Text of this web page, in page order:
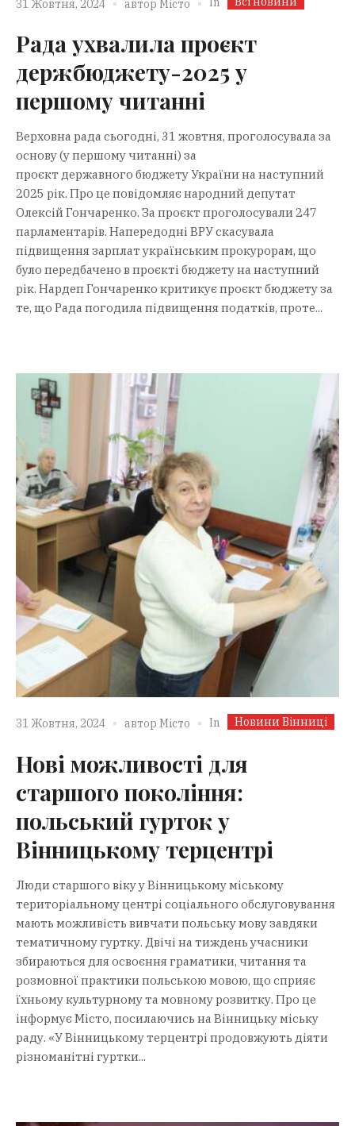
31 Жовтня, 2024 автор Місто
Рада ухвалила проєкт
держбюджету-2025 у
першому читанні
Верховна рада сьогодні, 31 жовтня, проголосувала за
основу (у першому читанні) за
проєкт державного бюджету України на наступний
2025 рік. Про це повідомляє народний депутат
Олексій Гончаренко. За проєкт проголосували 247
парламентарів. Напередодні ВРУ скасувала
підвищення зарплат українським прокурорам, що
було передбачено в проєкті бюджету на наступний
рік. Нардеп Гончаренко критикує проєкт бюджету за
те, що Рада погодила підвищення податків, проте...
31 Жовтня, 2024 автор Місто In Новини Вінниці
Нові можливості для
старшого покоління:
польський гурток у
Вінницькому терцентрі
Люди старшого віку у Вінницькому міському
територіальному центрі соціального обслуговування
мають можливість вивчати польську мову завдяки
тематичному гуртку. Двічі на тиждень учасники
збираються для освоєння граматики, читання та
розмовної практики польською мовою, що сприяє
їхньому культурному та мовному розвитку. Про це
інформує Місто, посилаючись на Вінницьку міську
раду. «У Вінницькому терцентрі продовжують діяти
різноманітні гуртки...